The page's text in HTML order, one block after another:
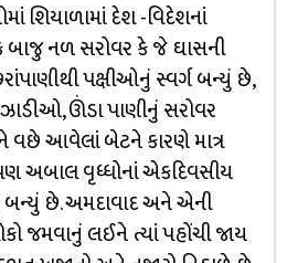
શિયાળામાં દેશ -વિદેશનાં
નળ સરોવર કે જે ઘાસની
પક્ષીઓનું સ્વર્ગ બન્યું છે,
ઊંડા પાણીનું સરોવર
આવેલાં બેટને કારણે માત્ર
અબાલ વૃધ્ધોનાં એકદિવસીય
બન્યું છે. અમદાવાદ અને એની
જમવાનું લઈને ત્યાં પહોંચી જાય